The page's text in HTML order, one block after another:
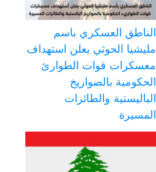
الناطق العسكري باسم
مليشيا الحوثي يعلن استهداف
معسكرات قوات الطوارئ
الحكومية بالصواريخ
الباليستية والطائرات
المسيرة